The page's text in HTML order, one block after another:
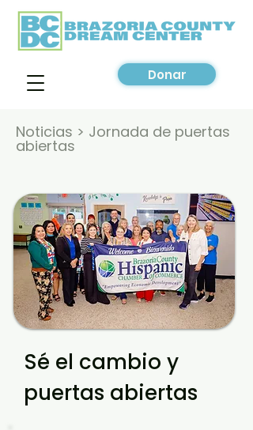
Donar
Noticias > Jornada de puertas
abiertas
Sé el cambio y
puertas abiertas